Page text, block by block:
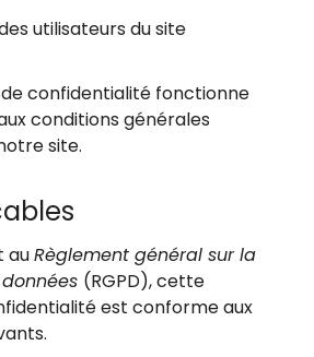
utilisateurs du site
confidentialité fonctionne
conditions générales
site.
auRèglement général sur la
(RGPD), cette
est conforme aux